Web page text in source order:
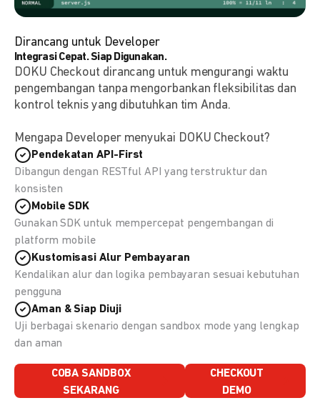
Dirancang untuk Developer
Integrasi Cepat. Siap Digunakan.
DOKU Checkout dirancang untuk mengurangi waktu
pengembangan tanpa mengorbankan fleksibilitas dan
kontrol teknis yang dibutuhkan tim Anda.
Mengapa Developer menyukai DOKU Checkout?
Pendekatan API-First
Dibangun dengan RESTful API yang terstruktur dan
konsisten
Mobile SDK
Gunakan SDK untuk mempercepat pengembangan di
platform mobile
Kustomisasi Alur Pembayaran
Kendalikan alur dan logika pembayaran sesuai kebutuhan
pengguna
Aman & Siap Diuji
Uji berbagai skenario dengan sandbox mode yang lengkap
dan aman
COBA SANDBOX
SEKARANG
CHECKOUT
DEMO